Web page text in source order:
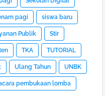
pagi siswa baru
Publik Stir
TKA TUTORIAL
Ulang Tahun UNBK
pembukaan lomba